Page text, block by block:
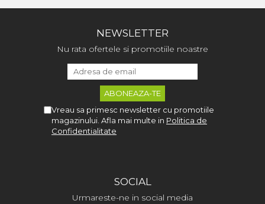
NEWSLETTER
Nu rata ofertele si promotiile noastre
Vreau sa primesc newsletter cu promotiile
magazinului. Afla mai multe in Politica de
Confidentialitate
SOCIAL
Urmareste-ne in social media